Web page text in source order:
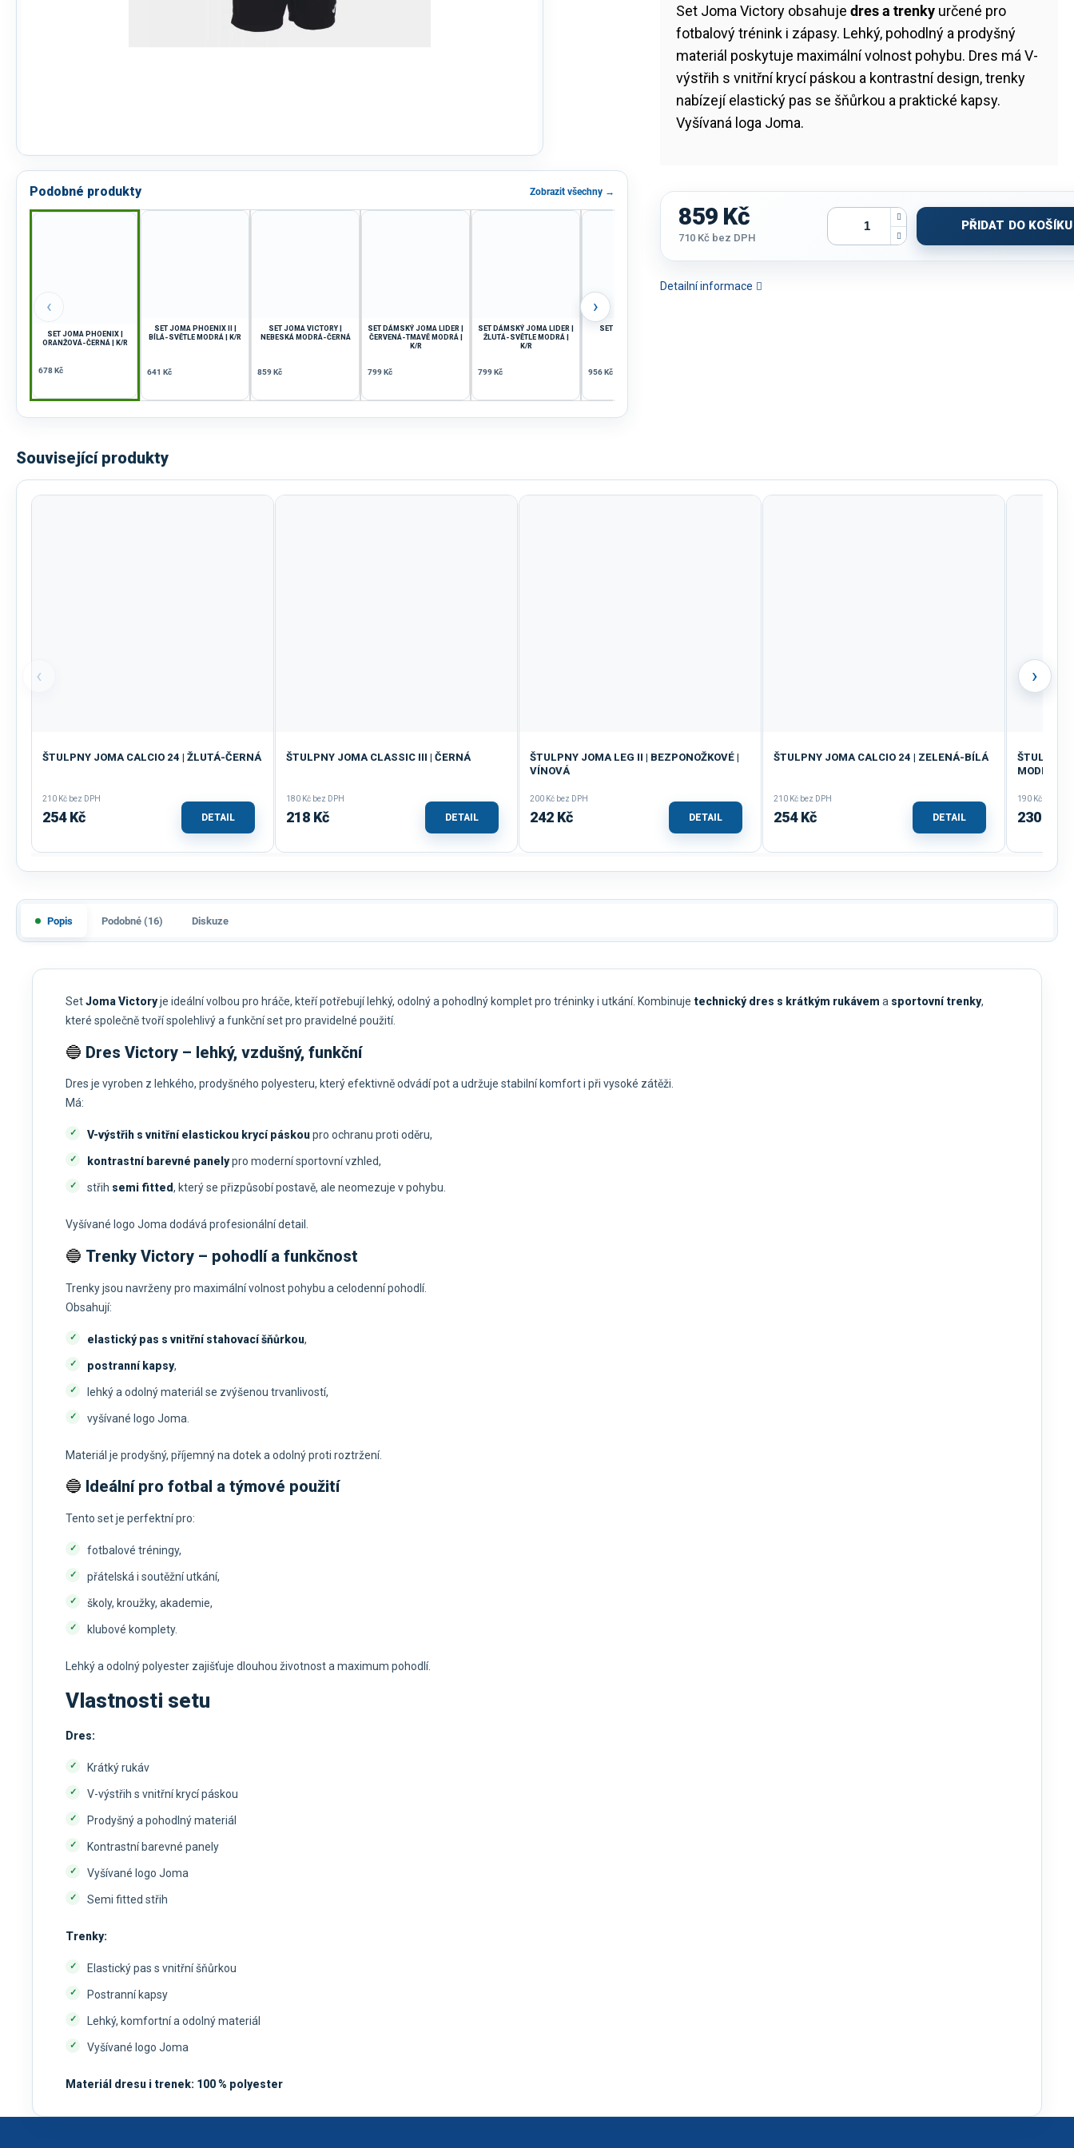
Podobné produkty Zobrazit všechny →
‹
SET JOMA PHOENIX |
ORANŽOVÁ-ČERNÁ | K/R
678 Kč
SET JOMA PHOENIX II |
BÍLÁ-SVĚTLE MODRÁ | K/R
641 Kč
SET JOMA VICTORY |
NEBESKÁ MODRÁ-ČERNÁ
859 Kč
SET DÁMSKÝ JOMA LIDER |
ČERVENÁ-TMAVĚ MODRÁ |
K/R
799 Kč
SET DÁMSKÝ JOMA LIDER |
ŽLUTÁ-SVĚTLE MODRÁ |
K/R
799 Kč
SET JOMA ATLANTA |
956 Kč
›
Set Joma Victory obsahujedres a trenky určené pro
fotbalový trénink i zápasy. Lehký, pohodlný a prodyšný
materiál poskytuje maximální volnost pohybu. Dres má V-
výstřih s vnitřní krycí páskou a kontrastní design, trenky
nabízejí elastický pas se šňůrkou a praktické kapsy.
Vyšívaná loga Joma.
Detailní informace
859 Kč
710 Kč bez DPH
PŘIDAT DO KOŠÍKU
Související produkty
‹
ŠTULPNY JOMA CALCIO 24 | ŽLUTÁ-ČERNÁ
210 Kč bez DPH
254 Kč DETAIL
ŠTULPNY JOMA CLASSIC III | ČERNÁ
180 Kč bez DPH
218 Kč DETAIL
ŠTULPNY JOMA LEG II | BEZPONOŽKOVÉ |
VÍNOVÁ
200 Kč bez DPH
242 Kč DETAIL
ŠTULPNY JOMA CALCIO 24 | ZELENÁ-BÍLÁ
210 Kč bez DPH
254 Kč DETAIL
ŠTULPNY
MODRÁ
190 Kč bez
230 Kč
›
Popis Podobné (16) Diskuze
SetJoma Victoryje ideální volbou pro hráče, kteří potřebují lehký, odolný a pohodlný komplet pro tréninky i utkání. Kombinuje technický dres s krátkým rukávem a sportovní trenky,
které společně tvoří spolehlivý a funkční set pro pravidelné použití.
🔵 Dres Victory – lehký, vzdušný, funkční
Dres je vyroben z lehkého, prodyšného polyesteru, který efektivně odvádí pot a udržuje stabilní komfort i při vysoké zátěži.
Má:
V-výstřih s vnitřní elastickou krycí páskoupro ochranu proti oděru,
kontrastní barevné panelypro moderní sportovní vzhled,
střih semi fitted, který se přizpůsobí postavě, ale neomezuje v pohybu.
Vyšívané logo Joma dodává profesionální detail.
🔵 Trenky Victory – pohodlí a funkčnost
Trenky jsou navrženy pro maximální volnost pohybu a celodenní pohodlí.
Obsahují:
elastický pas s vnitřní stahovací šňůrkou,
postranní kapsy,
lehký a odolný materiál se zvýšenou trvanlivostí,
vyšívané logo Joma.
Materiál je prodyšný, příjemný na dotek a odolný proti roztržení.
🔵 Ideální pro fotbal a týmové použití
Tento set je perfektní pro:
fotbalové tréningy,
přátelská i soutěžní utkání,
školy, kroužky, akademie,
klubové komplety.
Lehký a odolný polyester zajišťuje dlouhou životnost a maximum pohodlí.
Vlastnosti setu
Dres:
Krátký rukáv
V-výstřih s vnitřní krycí páskou
Prodyšný a pohodlný materiál
Kontrastní barevné panely
Vyšívané logo Joma
Semi fitted střih
Trenky:
Elastický pas s vnitřní šňůrkou
Postranní kapsy
Lehký, komfortní a odolný materiál
Vyšívané logo Joma
Materiál dresu i trenek: 100 % polyester